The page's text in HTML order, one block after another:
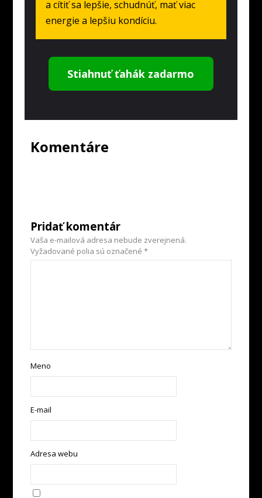
a cítiť sa lepšie, schudnúť, mať viac
energie a lepšiu kondíciu.
Stiahnuť ťahák zadarmo
Komentáre
Pridať komentár
Vaša e-mailová adresa nebude zverejnená.
Vyžadované polia sú označené*
Meno
E-mail
Adresa webu